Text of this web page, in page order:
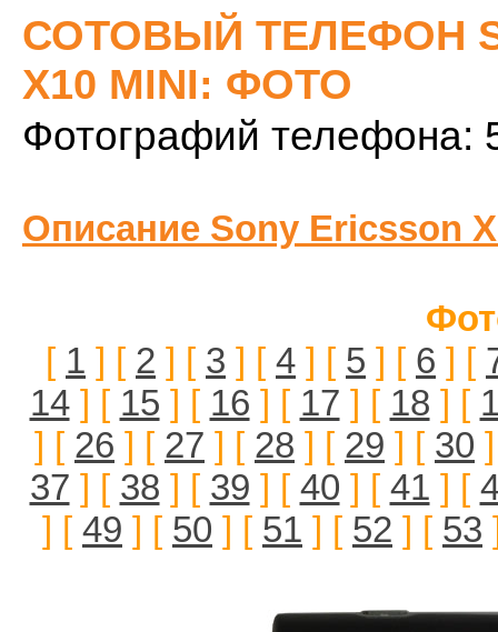
СОТОВЫЙ ТЕЛЕФОН
X10 MINI: ФОТО
Фотографий телефона:
Описание Sony Ericsson
[ 1 ] [ 2 ] [ 3 ] [ 4 ] [ 5 ] [ 6 ] [
14] [ 15 ] [ 16 ] [ 17 ] [ 18 ] [
] [ 26 ] [ 27 ] [ 28 ] [ 29 ] [ 30
37 ] [ 38 ] [ 39 ] [ 40 ] [ 41 ] [
] [ 49 ] [ 50 ] [ 51 ] [ 52 ] [ 53